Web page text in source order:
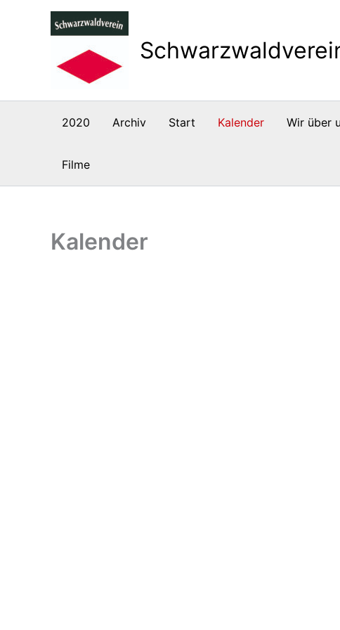
2020 Archiv Start Kalender Wir über
Filme
Kalender